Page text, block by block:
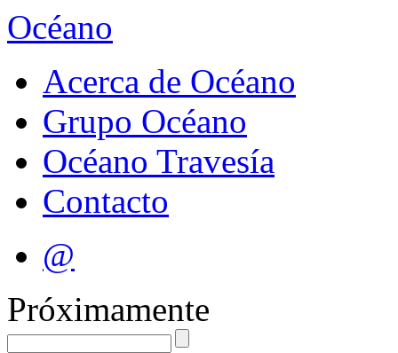
Océano
Acerca de Océano
Grupo Océano
Océano Travesía
Contacto
@
Próximamente